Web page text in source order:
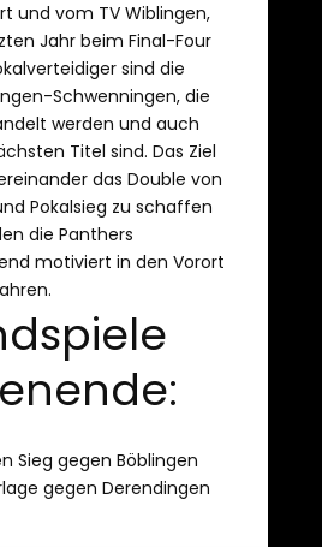
und vom TV Wiblingen,
Jahr beim Final-Four
sind die
Schwenningen, die
werden und auch
Titel sind. Das Ziel
das Double von
Pokalsieg zu schaffen
die Panthers
motiviert in den Vorort
Sieg gegen Böblingen
gegen Derendingen